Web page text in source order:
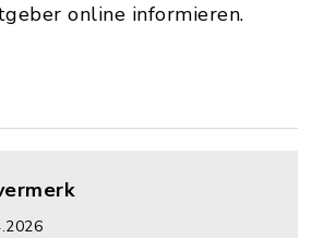
online informieren.